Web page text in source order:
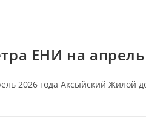
ЕНИ на апрель
2026 года Аксыйский Жилой